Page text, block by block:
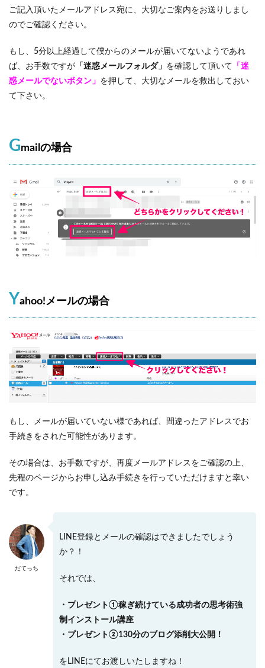
ご記入頂いたメールアドレス宛に、大切なご案内をお送りしまし
のでご確認ください。
もし、5分以上経過して僕からのメールが届いてないようであれ
ば、お手数ですが 「迷惑メールフォルダ」 を確認して頂いて 「迷
惑メールでないボタン」 を押して、大切なメールを救出しておい
て下さい。
Gmailの場合
Yahoo!メールの場合
もし、メールが届いていない様であれば、間違ったアドレスでお
手続きをされた可能性があります。
その場合は、お手数ですが、再度メールアドレスをご確認の上、
先程のページからお申し込み手続きを行っていただけますと幸い
です。
だてっち
LINE登録とメールの確認はできましたでしょう
か？！
それでは、
・プレゼント①稼ぎ続けている成功者の思考術強
制インストール講座
・プレゼント②130分のブログ添削大公開！
をLINEにてお渡しいたしますね！